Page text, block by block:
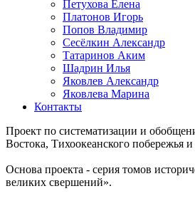
Петухова Елена
Платонов Игорь
Попов Владимир
Сесёлкин Александр
Татаринов Аким
Шадрин Илья
Яковлев Александр
Яковлева Марина
Контакты
Проект по систематизации и
Востока, Тихоокеанского побережья
Основа проекта - серия томов
великих свершений».